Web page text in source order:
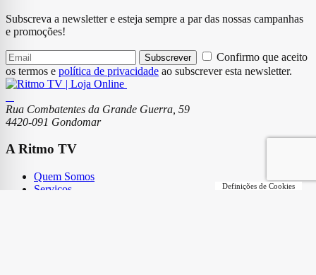
Subscreva a newsletter e esteja sempre a par das nossas campanhas
e promoções!
Subscrever
Confirmo que aceito
os termos e política de privacidade ao subscrever esta newsletter.
Rua Combatentes da Grande Guerra, 59
4420-091 Gondomar
A Ritmo TV
Quem Somos
Serviços
Definições de Cookies